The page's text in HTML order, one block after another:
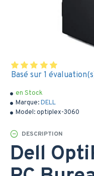
en Stock
Marque:DELL
Model:optiplex-3060
Basé sur 1
DESCRIPTION
Dell